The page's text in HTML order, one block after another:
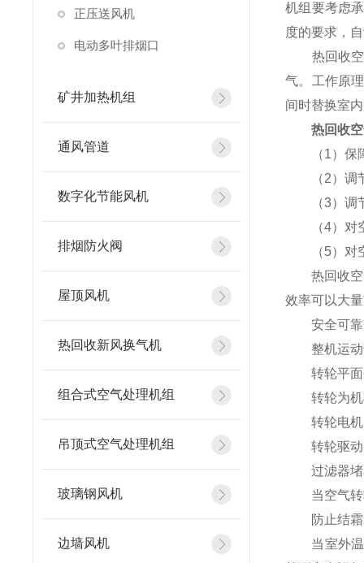
正压送风机
电动多叶排烟口
矿井加热机组
通风管道
数字化节能风机
排烟防火阀
屋顶风机
热回收新风换气机
组合式空气处理机组
吊顶式空气处理机组
玻璃钢风机
边墙风机
机组要考虑
度的要求，
热回收空气
气。工作原
间时替换室
热回收
（1）保障
（2）调节
（3）调节
（4）对空
（5）对空
热回收空气
效率可以大
安全可靠
整机运动部
转轮平面
转轮为机
转轮电机
转轮驱动电
过滤器堵
当空气转轮
防止结霜
当室外温度